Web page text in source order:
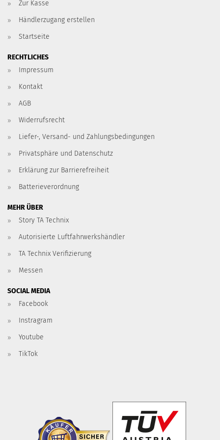
Zur Kasse
Händlerzugang erstellen
Startseite
RECHTLICHES
Impressum
Kontakt
AGB
Widerrufsrecht
Liefer-, Versand- und Zahlungsbedingungen
Privatsphäre und Datenschutz
Erklärung zur Barrierefreiheit
Batterieverordnung
MEHR ÜBER
Story TA Technix
Autorisierte Luftfahrwerkshändler
TA Technix Verifizierung
Messen
SOCIAL MEDIA
Facebook
Instragram
Youtube
TikTok